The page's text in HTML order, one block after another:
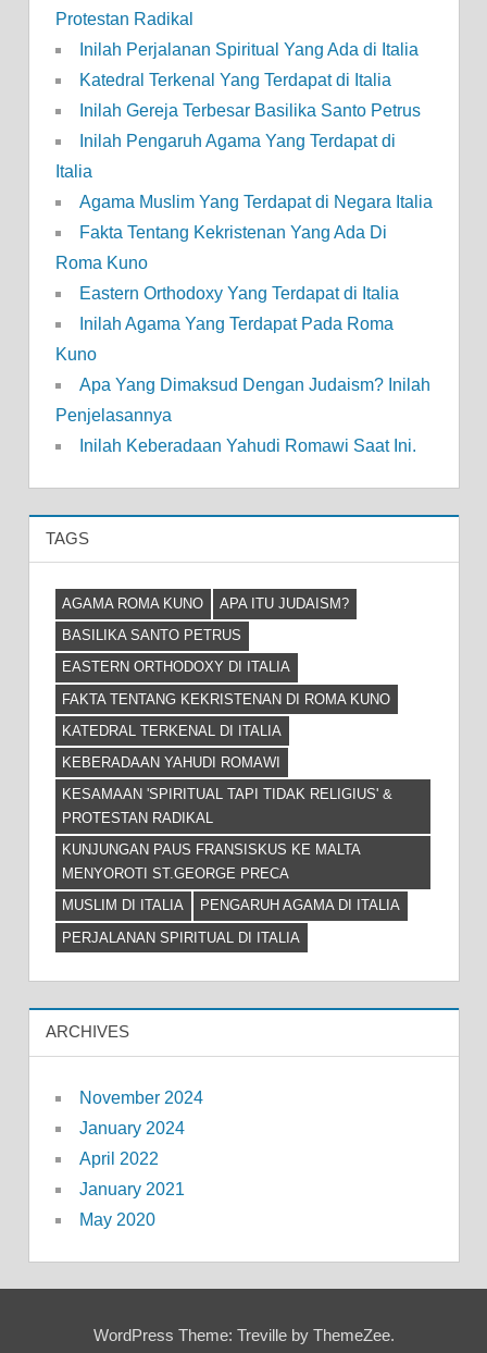
Protestan Radikal
Inilah Perjalanan Spiritual Yang Ada di Italia
Katedral Terkenal Yang Terdapat di Italia
Inilah Gereja Terbesar Basilika Santo Petrus
Inilah Pengaruh Agama Yang Terdapat di
Italia
Agama Muslim Yang Terdapat di Negara Italia
Fakta Tentang Kekristenan Yang Ada Di
Roma Kuno
Eastern Orthodoxy Yang Terdapat di Italia
Inilah Agama Yang Terdapat Pada Roma
Kuno
Apa Yang Dimaksud Dengan Judaism? Inilah
Penjelasannya
Inilah Keberadaan Yahudi Romawi Saat Ini.
TAGS
AGAMA ROMA KUNO
APA ITU JUDAISM?
BASILIKA SANTO PETRUS
EASTERN ORTHODOXY DI ITALIA
FAKTA TENTANG KEKRISTENAN DI ROMA KUNO
KATEDRAL TERKENAL DI ITALIA
KEBERADAAN YAHUDI ROMAWI
KESAMAAN 'SPIRITUAL TAPI TIDAK RELIGIUS' &
PROTESTAN RADIKAL
KUNJUNGAN PAUS FRANSISKUS KE MALTA
MENYOROTI ST.GEORGE PRECA
MUSLIM DI ITALIA
PENGARUH AGAMA DI ITALIA
PERJALANAN SPIRITUAL DI ITALIA
ARCHIVES
November 2024
January 2024
April 2022
January 2021
May 2020
WordPress Theme: Treville by ThemeZee.